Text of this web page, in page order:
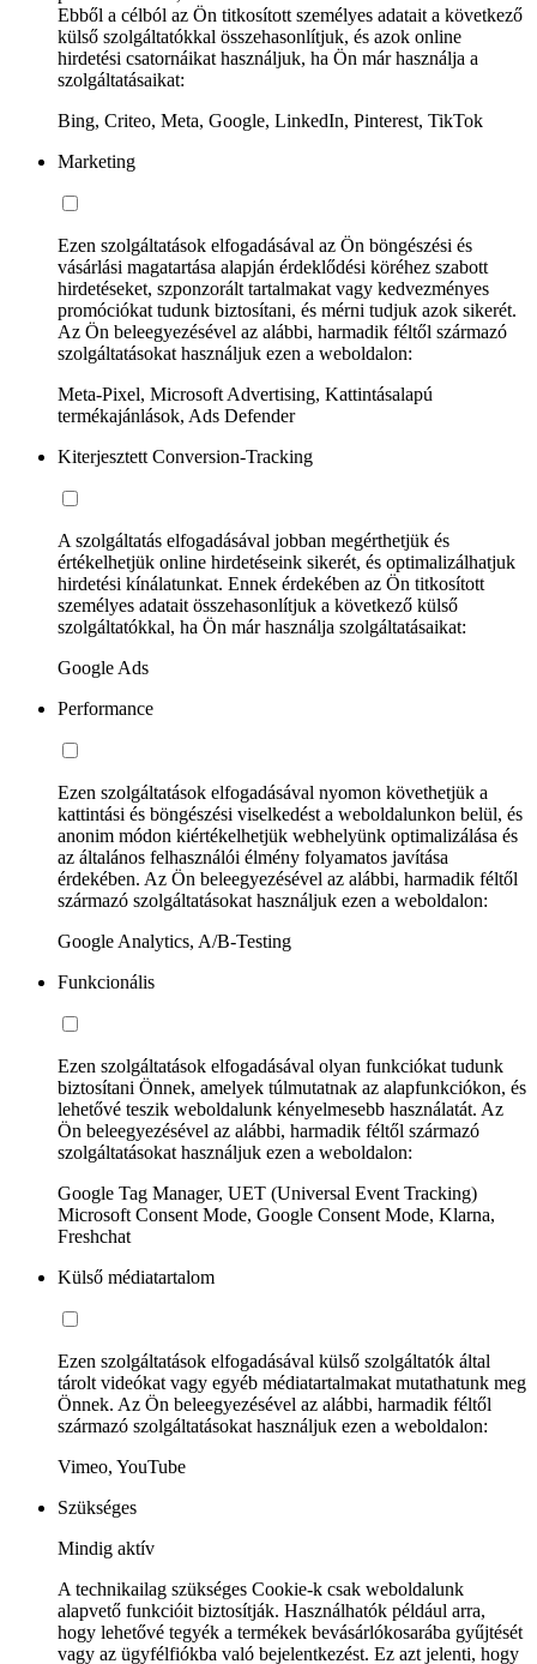
Ebből a célból az Ön titkosított személyes adatait a következő
külső szolgáltatókkal összehasonlítjuk, és azok online
hirdetési csatornáikat használjuk, ha Ön már használja a
szolgáltatásaikat:
Bing, Criteo, Meta, Google, LinkedIn, Pinterest, TikTok
Marketing
Ezen szolgáltatások elfogadásával az Ön böngészési és
vásárlási magatartása alapján érdeklődési köréhez szabott
hirdetéseket, szponzorált tartalmakat vagy kedvezményes
promóciókat tudunk biztosítani, és mérni tudjuk azok sikerét.
Az Ön beleegyezésével az alábbi, harmadik féltől származó
szolgáltatásokat használjuk ezen a weboldalon:
Meta-Pixel, Microsoft Advertising, Kattintásalapú
termékajánlások, Ads Defender
Kiterjesztett Conversion-Tracking
A szolgáltatás elfogadásával jobban megérthetjük és
értékelhetjük online hirdetéseink sikerét, és optimalizálhatjuk
hirdetési kínálatunkat. Ennek érdekében az Ön titkosított
személyes adatait összehasonlítjuk a következő külső
szolgáltatókkal, ha Ön már használja szolgáltatásaikat:
Google Ads
Performance
Ezen szolgáltatások elfogadásával nyomon követhetjük a
kattintási és böngészési viselkedést a weboldalunkon belül, és
anonim módon kiértékelhetjük webhelyünk optimalizálása és
az általános felhasználói élmény folyamatos javítása
érdekében. Az Ön beleegyezésével az alábbi, harmadik féltől
származó szolgáltatásokat használjuk ezen a weboldalon:
Google Analytics, A/B-Testing
Funkcionális
Ezen szolgáltatások elfogadásával olyan funkciókat tudunk
biztosítani Önnek, amelyek túlmutatnak az alapfunkciókon, és
lehetővé teszik weboldalunk kényelmesebb használatát. Az
Ön beleegyezésével az alábbi, harmadik féltől származó
szolgáltatásokat használjuk ezen a weboldalon:
Google Tag Manager, UET (Universal Event Tracking)
Microsoft Consent Mode, Google Consent Mode, Klarna,
Freshchat
Külső médiatartalom
Ezen szolgáltatások elfogadásával külső szolgáltatók által
tárolt videókat vagy egyéb médiatartalmakat mutathatunk meg
Önnek. Az Ön beleegyezésével az alábbi, harmadik féltől
származó szolgáltatásokat használjuk ezen a weboldalon:
Vimeo, YouTube
Szükséges
Mindig aktív
A technikailag szükséges Cookie-k csak weboldalunk
alapvető funkcióit biztosítják. Használhatók például arra,
hogy lehetővé tegyék a termékek bevásárlókosarába gyűjtését
vagy az ügyfélfiókba való bejelentkezést. Ez azt jelenti, hogy